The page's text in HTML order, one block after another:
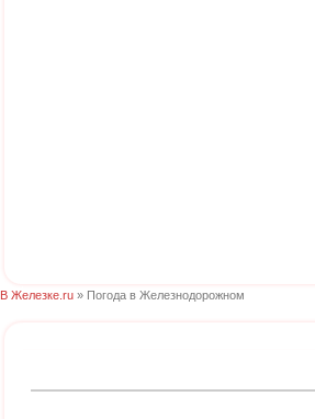
В Железке.ru » Погода в Железнодорожном